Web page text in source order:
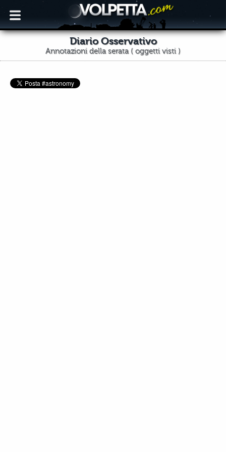
Diario Osservativo
Annotazioni della serata ( oggetti visti )